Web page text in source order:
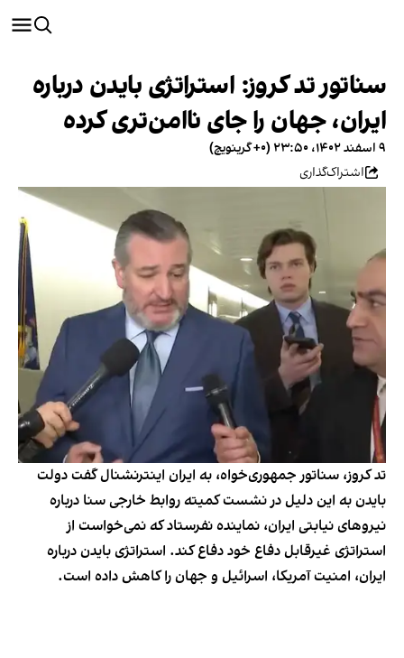
سناتور تد کروز: استراتژی بایدن درباره
ایران، جهان را جای ناامن‌تری کرده
۹ اسفند ۱۴۰۲، ۲۳:۵۰ (‎+۰ گرینویچ)
اشتراک‌گذاری
تد کروز، سناتور جمهوری‌خواه، به ایران اینترنشنال گفت دولت
بایدن به این دلیل در نشست کمیته روابط خارجی سنا درباره
نیروهای نیابتی ایران، نماینده‌ نفرستاد که نمی‌خواست از
استراتژی غیرقابل دفاع خود دفاع کند. استراتژی بایدن درباره
ایران، امنیت آمریکا، اسرائیل و جهان را کاهش داده است.